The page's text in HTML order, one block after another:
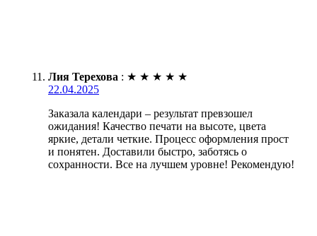
Лия Терехова : ★ ★ ★ ★ ★
22.04.2025
Заказала календари – результат превзошел
ожидания! Качество печати на высоте, цвета
яркие, детали четкие. Процесс оформления прост
и понятен. Доставили быстро, заботясь о
сохранности. Все на лучшем уровне! Рекомендую!